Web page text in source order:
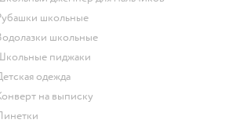
Рубашки школьные
Водолазки школьные
Школьные пиджаки
Детская одежда
Конверт на выписку
Пинетки